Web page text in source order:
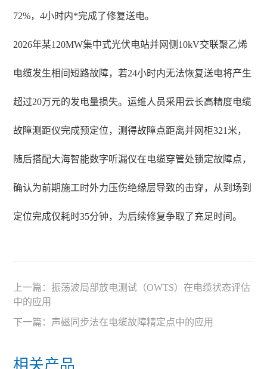
72%，4小时内*完成了修复送电。
2026年某120MW集中式光伏电站并网侧10kV交联聚乙烯
电缆发生相间短路故障，若24小时内无法恢复送电将产生
超过20万元的发电量损失。运维人员采用云长高精度电缆
故障测距仪完成预定位，测得故障点距离并网柜321米，
随后搭配大海智能数字听漏仪在电缆穿管处锁定故障点，
确认为前期施工时外力压伤绝缘层导致的击穿，从到场到
定位完成仅耗时35分钟，为后续修复争取了充足时间。
上一篇： 振荡波局部放电测试（OWTS）在电缆状态评估
中的应用
下一篇： 声磁同步法在电缆故障精定点中的应用
相关产品